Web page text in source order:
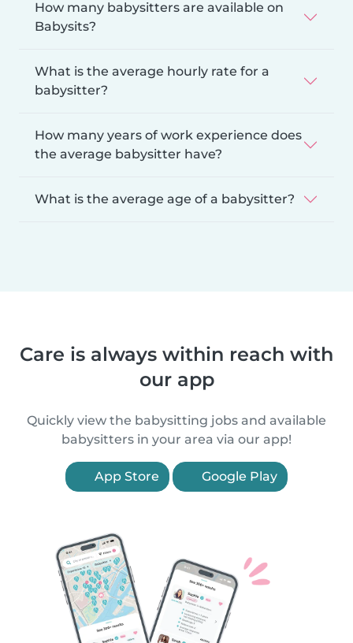
How many babysitters are available on
Babysits?
What is the average hourly rate for a
babysitter?
How many years of work experience does
the average babysitter have?
What is the average age of a babysitter?
Care is always within reach with
our app
Quickly view the babysitting jobs and available
babysitters in your area via our app!
App Store Google Play